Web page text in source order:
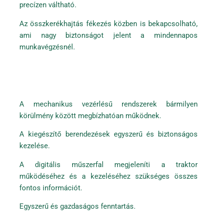
precízen váltható.
Az összkerékhajtás fékezés közben is bekapcsolható,
ami nagy biztonságot jelent a mindennapos
munkavégzésnél.
A mechanikus vezérlésű rendszerek bármilyen
körülmény között megbízhatóan működnek.
A kiegészítő berendezések egyszerű és biztonságos
kezelése.
A digitális műszerfal megjeleníti a traktor
működéséhez és a kezeléséhez szükséges összes
fontos információt.
Egyszerű és gazdaságos fenntartás.